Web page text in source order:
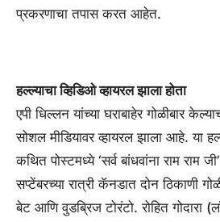
प्रकरणाचा तपास करत आहेत.
हल्ल्याचा व्हिडिओ व्हायरल झाला होता
एपी धिल्लन यांच्या घराबाहेर गोळीबार
सोशल मीडियावर व्हायरल झाला आहे. या
कथित पोस्टमध्ये ‘सर्व बांधवांना राम राम
सप्टेंबरच्या रात्री कॅनडात दोन ठिकाणी
बेट आणि वुडब्रिज टोरंटो. रोहित गोदारा